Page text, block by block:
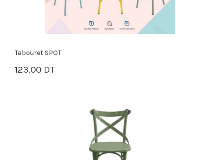
Tabouret SPOT
123.00 DT
PANIER